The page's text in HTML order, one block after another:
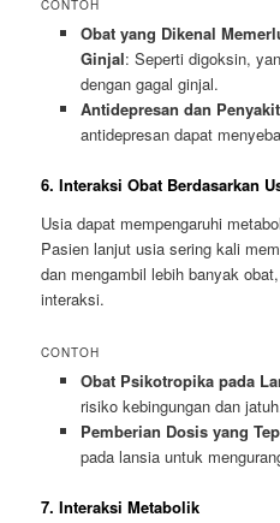
CONTOH
Obat yang Dikenal
Ginjal: Seperti digoksin,
dengan gagal ginjal.
Antidepresan dan
antidepresan dapat
6. Interaksi Obat Berdasarkan
Usia dapat mempengaruhi
Pasien lanjut usia sering kali
dan mengambil lebih banyak
interaksi.
CONTOH
Obat Psikotropika pada
risiko kebingungan dan
Pemberian Dosis yang
pada lansia untuk
7. Interaksi Metabolik